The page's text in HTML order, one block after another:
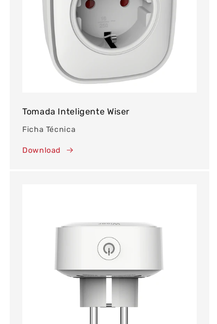
Tomada Inteligente Wiser
Ficha Técnica
Download